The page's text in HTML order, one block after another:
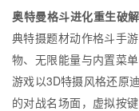
奥特曼格斗进化重生破
典特摄题材动作格斗手
物、无限能量与内置菜
游戏以3D特摄风格还原
的对战名场面，虚拟按